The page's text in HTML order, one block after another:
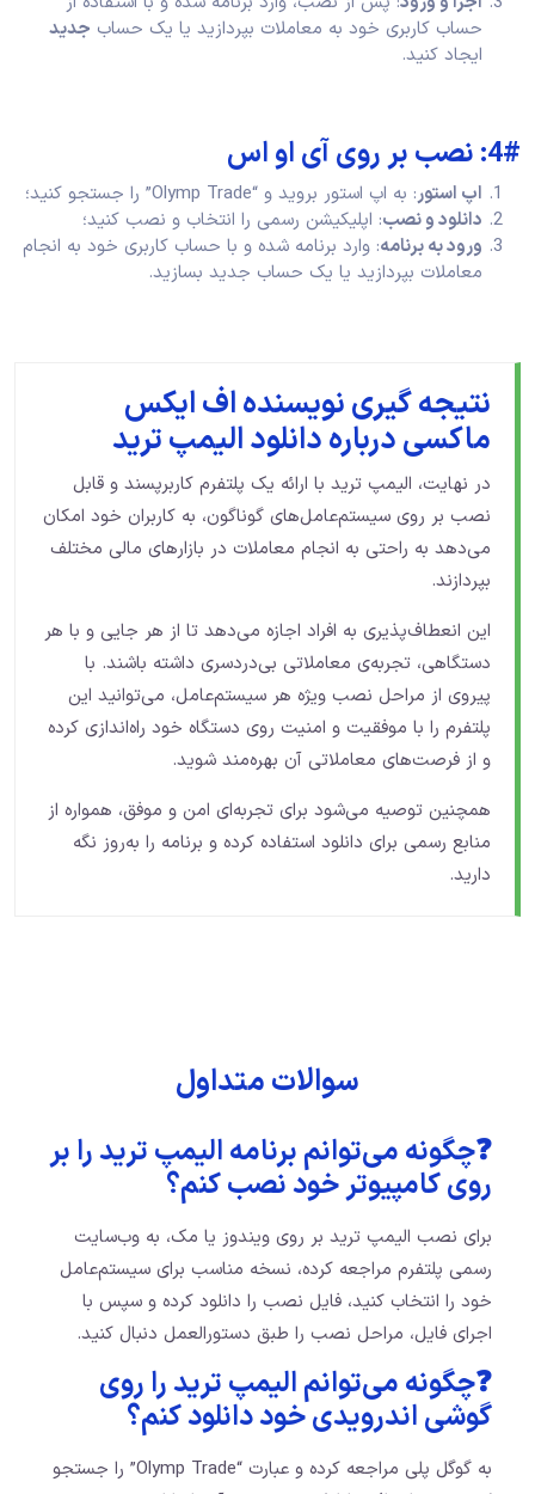
حساب کاربری خود به معاملات بپردازید یا یک حساب جدید
ایجاد کنید.
4#: نصب بر روی آی‌ او‌ اس
اپ استور: به اپ استور بروید و “Olymp Trade” را جستجو کنید؛
دانلود و نصب: اپلیکیشن رسمی را انتخاب و نصب کنید؛
ورود به برنامه: وارد برنامه شده و با حساب کاربری خود به انجام
معاملات بپردازید یا یک حساب جدید بسازید.
نتیجه گیری نویسنده اف ایکس
ماکسی درباره دانلود الیمپ ترید
در نهایت، الیمپ ترید با ارائه یک پلتفرم کاربرپسند و قابل
نصب بر روی سیستم‌عامل‌های گوناگون، به کاربران خود امکان
می‌دهد به راحتی به انجام معاملات در بازارهای مالی مختلف
بپردازند.
این انعطاف‌پذیری به افراد اجازه می‌دهد تا از هر جایی و با هر
دستگاهی، تجربه‌ی معاملاتی بی‌دردسری داشته باشند. با
پیروی از مراحل نصب ویژه هر سیستم‌عامل، می‌توانید این
پلتفرم را با موفقیت و امنیت روی دستگاه خود راه‌اندازی کرده
و از فرصت‌های معاملاتی آن بهره‌مند شوید.
همچنین توصیه می‌شود برای تجربه‌ای امن و موفق، همواره از
منابع رسمی برای دانلود استفاده کرده و برنامه را به‌روز نگه
دارید.
سوالات متداول
❓چگونه می‌توانم برنامه الیمپ ترید را بر
روی کامپیوتر خود نصب کنم؟
برای نصب الیمپ ترید بر روی ویندوز یا مک، به وب‌سایت
رسمی پلتفرم مراجعه کرده، نسخه مناسب برای سیستم‌عامل
خود را انتخاب کنید، فایل نصب را دانلود کرده و سپس با
اجرای فایل، مراحل نصب را طبق دستورالعمل دنبال کنید.
❓چگونه می‌توانم الیمپ ترید را روی
گوشی اندرویدی خود دانلود کنم؟
به گوگل پلی مراجعه کرده و عبارت “Olymp Trade” را جستجو